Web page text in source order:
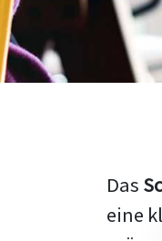
Das
eine